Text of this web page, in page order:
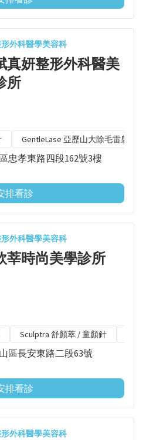
外科醫學美容科
真妍整形外科醫美
所
GentleLase 亞歷山大除毛雷射
忠孝東路四段162號3樓
排看診
外科醫學美容科
莘時尚美學診所
Sculptra 舒顏萃 / 童顏針
區長安東路二段63號
排看診
外科醫學美容科